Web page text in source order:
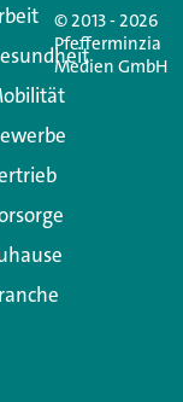
Sie
wird nicht
© 2013 - 2026
Pfefferminzia
Medien GmbH